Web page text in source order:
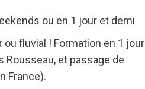
ou en 1 jour et demi
fluvial ! Formation en 1 jour
Rousseau, et passage de
France).